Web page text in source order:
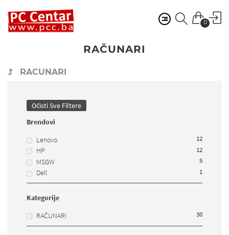
0
RAČUNARI
RACUNARI
Očisti Sve Filtere
Brendovi
Lenovo
12
HP 12
MSGW 5
Dell 1
Kategorije
RAČUNARI
30